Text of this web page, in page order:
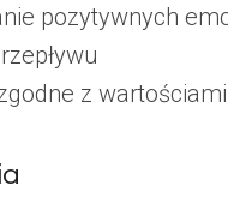
pozytywnych
z